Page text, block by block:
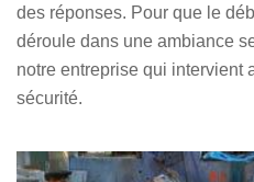
des réponses. Pour que le
déroule dans une ambiance
notre entreprise qui intervient
sécurité.